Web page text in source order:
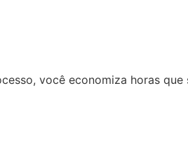
você economiza horas que